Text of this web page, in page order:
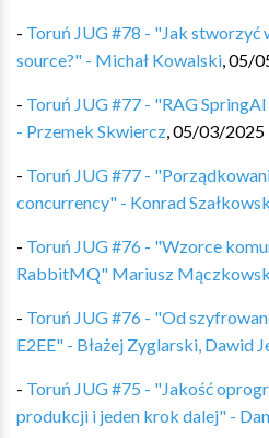
- Toruń JUG #78 - "Jak stworzyć
source?" - Michał Kowalski,05/
- Toruń JUG #77 - "RAG
- Przemek Skwiercz,05/03/2025
- Toruń JUG #77 -
concurrency" - Konrad
- Toruń JUG #76 - "Wzorce
RabbitMQ" Mariusz
- Toruń JUG #76 - "Od
E2EE" - Błażej Zyglarski, Dawid
- Toruń JUG #75 - "Jakość
produkcji i jeden krok dalej" -